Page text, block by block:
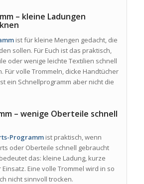
– kleine Ladungen
ist für kleine Mengen gedacht, die
sollen. Für Euch ist das praktisch,
oder wenige leichte Textilien schnell
Für volle Trommeln, dicke Handtücher
ein Schnellprogramm aber nicht die
– wenige Oberteile schnell
Programmist praktisch, wenn
oder Oberteile schnell gebraucht
das: kleine Ladung, kurze
Eine volle Trommel wird in so
nicht sinnvoll trocken.